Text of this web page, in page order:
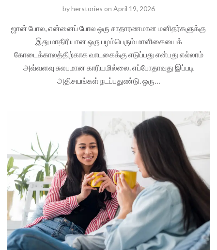
byherstories on April 19, 2026
ஜான் போல, என்னைப் போல ஒரு சாதாரணமான மனிதர்களுக்கு
இது மாதிரியான ஒரு பழம்பெரும் மாளிகையைக்
கோடைக்காலத்திற்காக வாடகைக்கு எடுப்பது என்பது எல்லாம்
அவ்வளவு சுலபமான காரியமில்லை. எப்போதாவது இப்படி
அதிசயங்கள் நடப்பதுண்டு. ஒரு…